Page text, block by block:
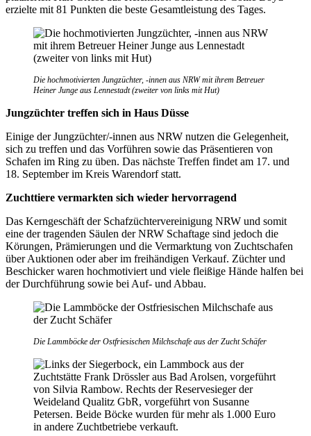
erzielte mit 81 Punkten die beste Gesamtleistung des Tages.
Die hochmotivierten Jungzüchter, -innen aus NRW mit ihrem Betreuer
Heiner Junge aus Lennestadt (zweiter von links mit Hut)
Jungzüchter treffen sich in Haus Düsse
Einige der Jungzüchter/-innen aus NRW nutzen die Gelegenheit,
sich zu treffen und das Vorführen sowie das Präsentieren von
Schafen im Ring zu üben. Das nächste Treffen findet am 17. und
18. September im Kreis Warendorf statt.
Zuchttiere vermarkten sich wieder hervorragend
Das Kerngeschäft der Schafzüchtervereinigung NRW und somit
eine der tragenden Säulen der NRW Schaftage sind jedoch die
Körungen, Prämierungen und die Vermarktung von Zuchtschafen
über Auktionen oder aber im freihändigen Verkauf. Züchter und
Beschicker waren hochmotiviert und viele fleißige Hände halfen bei
der Durchführung sowie bei Auf- und Abbau.
Die Lammböcke der Ostfriesischen Milchschafe aus der Zucht Schäfer